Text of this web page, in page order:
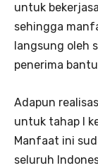
untuk
sehingga
langsung oleh
penerima
Adapun
untuk tahap I
Manfaat ini
seluruh